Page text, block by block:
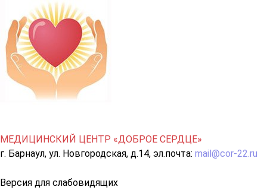
МЕДИЦИНСКИЙ ЦЕНТР «ДОБРОЕ СЕРДЦЕ»
г. Барнаул, ул. Новгородская, д.14, эл.почта: mail@cor-22.ru
Версия для слабовидящих